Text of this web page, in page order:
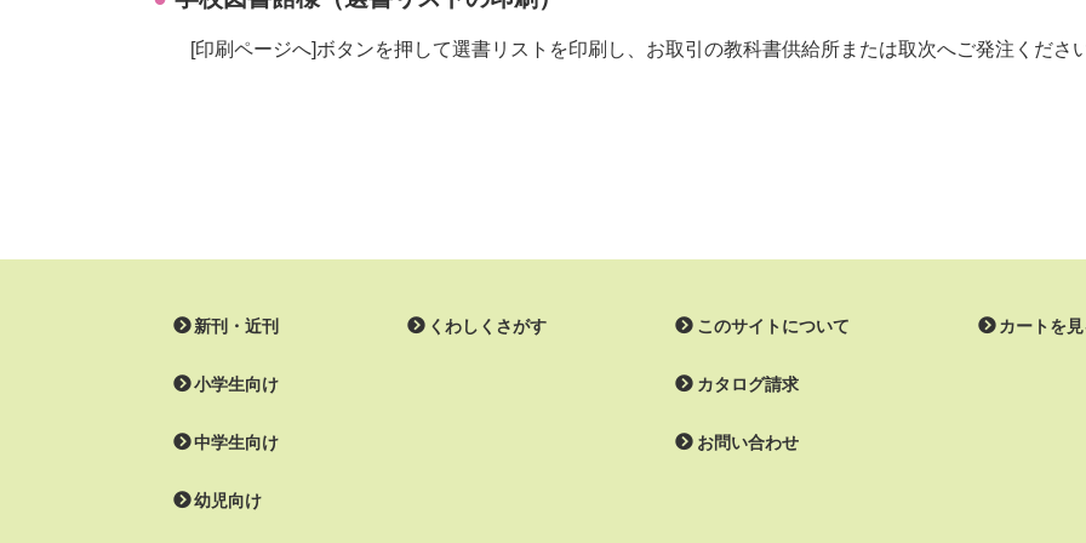
[印刷ページへ]ボタンを押して選書リストを印刷し、お取引の教科書供給所または取次へご発注ください
新刊・近刊
小学生向け
中学生向け
幼児向け
くわしくさがす このサイトについて
カタログ請求
お問い合わせ
カートを見